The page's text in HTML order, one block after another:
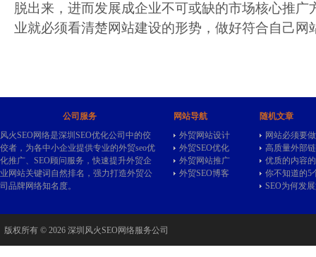
脱出来，进而发展成企业不可或缺的市场核心推广
业就必须看清楚网站建设的形势，做好符合自己网
公司服务
风火SEO网络是深圳SEO优化公司中的佼
佼者，为各中小企业提供专业的外贸seo优
化推广、SEO顾问服务，快速提升外贸企
业网站关键词自然排名，强力打造外贸公
司品牌网络知名度。
网站导航
外贸网站设计
外贸SEO优化
外贸网站推广
外贸SEO博客
随机文章
网站必须要
高质量外部
优质的内容
你不知道的5
SEO为何发
版权所有 © 2026 深圳风火SEO网络服务公司